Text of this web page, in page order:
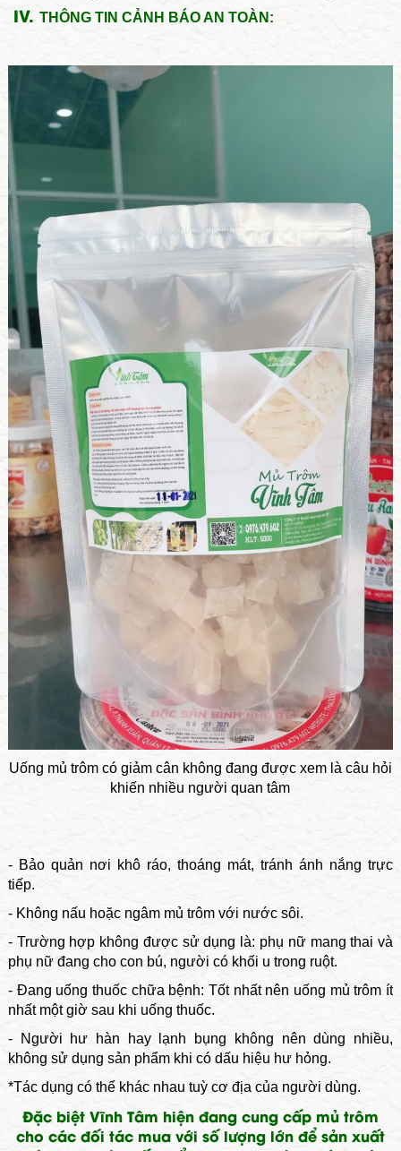
IV. THÔNG TIN CẢNH BÁO AN TOÀN:
Uống mủ trôm có giảm cân không đang được xem là câu hỏi
khiến nhiều người quan tâm
- Bảo quản nơi khô ráo, thoáng mát, tránh ánh nắng trực
tiếp.
- Không nấu hoặc ngâm mủ trôm với nước sôi.
- Trường hợp không được sử dụng là: phụ nữ mang thai và
phụ nữ đang cho con bú, người có khối u trong ruột.
- Đang uống thuốc chữa bệnh: Tốt nhất nên uống mủ trôm ít
nhất một giờ sau khi uống thuốc.
- Người hư hàn hay lạnh bụng không nên dùng nhiều,
không sử dụng sản phẩm khi có dấu hiệu hư hỏng.
*Tác dụng có thể khác nhau tuỳ cơ địa của người dùng.
Đặc biệt Vĩnh Tâm hiện đang cung cấp mủ trôm
cho các đối tác mua với số lượng lớn để sản xuất